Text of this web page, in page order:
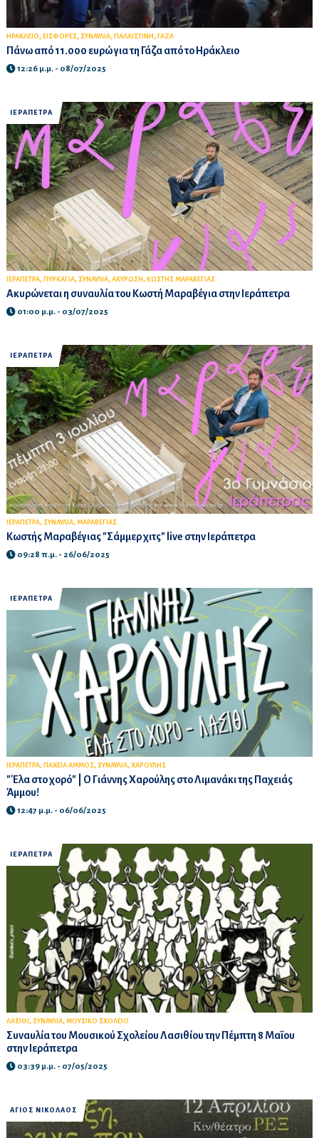
ΗΡΑΚΛΕΙΟ, ΕΙΣΦΟΡΕΣ, ΣΥΝΑΥΛΙΑ, ΠΑΛΑΙΣΤΙΝΗ , ΓΑΖΑ
Πάνω από 11.000 ευρώ για τη Γάζα από το Ηράκλειο
12:26 μ.μ. - 08/07/2025
ΙΕΡΑΠΕΤΡΑ
ΙΕΡΑΠΕΤΡΑ, ΠΥΡΚΑΓΙΑ, ΣΥΝΑΥΛΙΑ, ΑΚΥΡΩΣΗ , ΚΩΣΤΗΣ ΜΑΡΑΒΕΓΙΑΣ
Ακυρώνεται η συναυλία του Κωστή Μαραβέγια στην Ιεράπετρα
01:00 μ.μ. - 03/07/2025
ΙΕΡΑΠΕΤΡΑ
ΙΕΡΑΠΕΤΡΑ, ΣΥΝΑΥΛΙΑ, ΜΑΡΑΒΕΓΙΑΣ
Κωστής Μαραβέγιας "Σάμμερ χιτς" live στην Ιεράπετρα
09:28 π.μ. - 26/06/2025
ΙΕΡΑΠΕΤΡΑ
ΙΕΡΑΠΕΤΡΑ, ΠΑΧΕΙΑ ΑΜΜΟΣ, ΣΥΝΑΥΛΙΑ, ΧΑΡΟΥΛΗΣ
"Έλα στο χορό" | Ο Γιάννης Χαρούλης στο Λιμανάκι της Παχειάς
Άμμου!
12:47 μ.μ. - 06/06/2025
ΙΕΡΑΠΕΤΡΑ
ΛΑΣΙΘΙ , ΣΥΝΑΥΛΙΑ, ΜΟΥΣΙΚΟ ΣΧΟΛΕΙΟ
Συναυλία του Μουσικού Σχολείου Λασιθίου την Πέμπτη 8 Μαΐου
στην Ιεράπετρα
03:39 μ.μ. - 07/05/2025
ΑΓΙΟΣ ΝΙΚΟΛΑΟΣ